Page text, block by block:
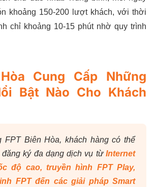
khoảng 150-200 lượt khách, với thời
chỉ khoảng 10-15 phút nhờ quy trình
Cung Cấp Những
Bật Nào Cho Khách
FPT Biên Hòa, khách hàng có thể
ký đa dạng dịch vụ từ Internet
độ cao, truyền hình FPT Play,
FPT đến các giải pháp Smart